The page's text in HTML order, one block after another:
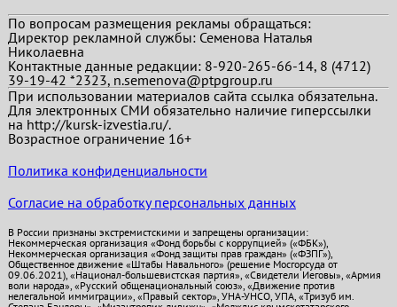
По вопросам размещения рекламы обращаться:
Директор рекламной службы: Семенова Наталья
Николаевна
Контактные данные редакции: 8-920-265-66-14, 8 (4712)
39-19-42 *2323, n.semenova@ptpgroup.ru
При использовании материалов сайта ссылка обязательна.
Для электронных СМИ обязательно наличие гиперссылки
на http://kursk-izvestia.ru/.
Возрастное ограничение 16+
Политика конфиденциальности
Согласие на обработку персональных данных
В России признаны экстремистскими и запрещены организации:
Некоммерческая организация «Фонд борьбы с коррупцией» («ФБК»),
Некоммерческая организация «Фонд защиты прав граждан» («ФЗПГ»),
Общественное движение «Штабы Навального» (решение Мосгорсуда от
09.06.2021), «Национал-большевистская партия», «Свидетели Иеговы», «Армия
воли народа», «Русский общенациональный союз», «Движение против
нелегальной иммиграции», «Правый сектор», УНА-УНСО, УПА, «Тризуб им.